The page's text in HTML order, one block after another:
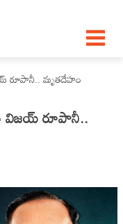
రూపానీ.. మృతదేహం
విజయ్ రూపానీ..